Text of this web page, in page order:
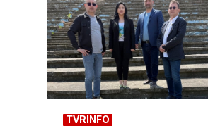
TVRINFO